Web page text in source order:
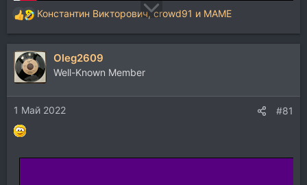
Р
е
а
к
ц
и
и
:
Константин Викторович,crowd91 и MAME
Oleg2609
Well-Known Member
1 Май 2022 #81